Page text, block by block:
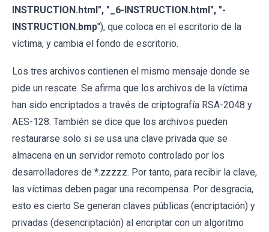
INSTRUCTION.html", "_6-INSTRUCTION.html", "-
INSTRUCTION.bmp"), que coloca en el escritorio de la
víctima, y cambia el fondo de escritorio.
Los tres archivos contienen el mismo mensaje donde se
pide un rescate. Se afirma que los archivos de la víctima
han sido encriptados a través de criptografía RSA-2048 y
AES-128. También se dice que los archivos pueden
restaurarse solo si se usa una clave privada que se
almacena en un servidor remoto controlado por los
desarrolladores de *.zzzzz. Por tanto, para recibir la clave,
las víctimas deben pagar una recompensa. Por desgracia,
esto es cierto Se generan claves públicas (encriptación) y
privadas (desencriptación) al encriptar con un algoritmo